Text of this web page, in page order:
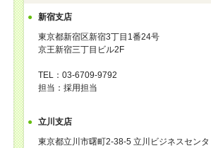
新宿支店
東京都新宿区新宿3丁目1番24号
京王新宿三丁目ビル2F
TEL：03-6709-9792
担当：採用担当
立川支店
東京都立川市曙町2-38-5 立川ビジネスセンタ